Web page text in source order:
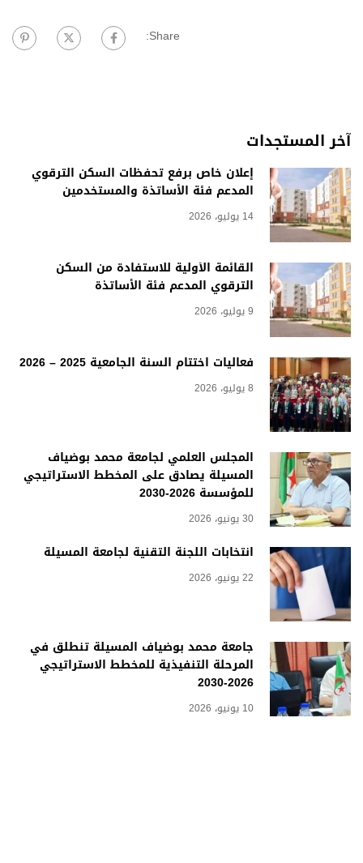
Share:
آخر المستجدات
إعلان خاص برفع تحفظات السكن الترقوي
المدعم فئة الأساتذة والمستخدمين
14 يوليو، 2026
القائمة الأولية للاستفادة من السكن
الترقوي المدعم فئة الأساتذة
9 يوليو، 2026
فعاليات اختتام السنة الجامعية 2025 – 2026
8 يوليو، 2026
المجلس العلمي لجامعة محمد بوضياف
المسيلة يصادق على المخطط الاستراتيجي
للمؤسسة 2026-2030
30 يونيو، 2026
انتخابات اللجنة التقنية لجامعة المسيلة
22 يونيو، 2026
جامعة محمد بوضياف المسيلة تنطلق في
المرحلة التنفيذية للمخطط الاستراتيجي
2026-2030
10 يونيو، 2026